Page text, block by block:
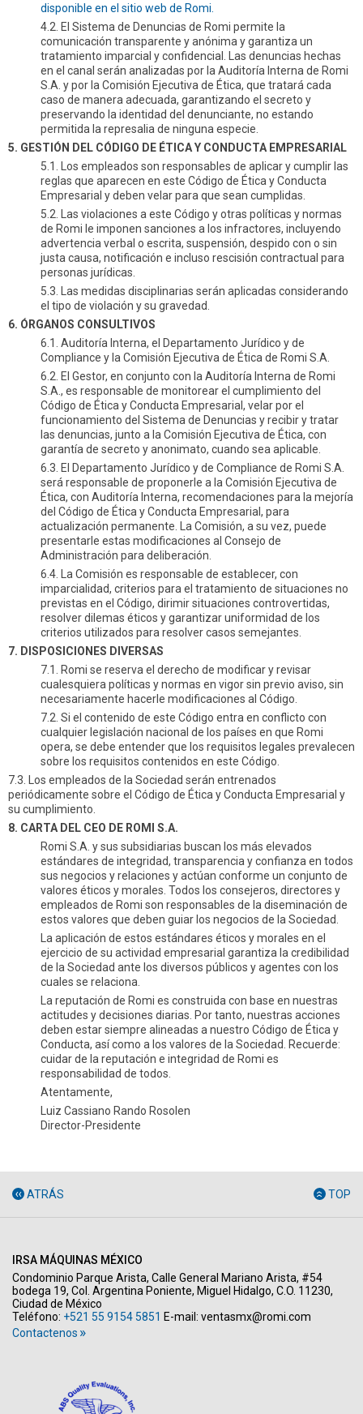
disponible en el sitio web de Romi.
4.2. El Sistema de Denuncias de Romi permite la
comunicación transparente y anónima y garantiza un
tratamiento imparcial y confidencial. Las denuncias hechas
en el canal serán analizadas por la Auditoría Interna de Romi
S.A. y por la Comisión Ejecutiva de Ética, que tratará cada
caso de manera adecuada, garantizando el secreto y
preservando la identidad del denunciante, no estando
permitida la represalia de ninguna especie.
5. GESTIÓN DEL CÓDIGO DE ÉTICA Y CONDUCTA EMPRESARIAL
5.1. Los empleados son responsables de aplicar y cumplir las
reglas que aparecen en este Código de Ética y Conducta
Empresarial y deben velar para que sean cumplidas.
5.2. Las violaciones a este Código y otras políticas y normas
de Romi le imponen sanciones a los infractores, incluyendo
advertencia verbal o escrita, suspensión, despido con o sin
justa causa, notificación e incluso rescisión contractual para
personas jurídicas.
5.3. Las medidas disciplinarias serán aplicadas considerando
el tipo de violación y su gravedad.
6. ÓRGANOS CONSULTIVOS
6.1. Auditoría Interna, el Departamento Jurídico y de
Compliance y la Comisión Ejecutiva de Ética de Romi S.A.
6.2. El Gestor, en conjunto con la Auditoría Interna de Romi
S.A., es responsable de monitorear el cumplimiento del
Código de Ética y Conducta Empresarial, velar por el
funcionamiento del Sistema de Denuncias y recibir y tratar
las denuncias, junto a la Comisión Ejecutiva de Ética, con
garantía de secreto y anonimato, cuando sea aplicable.
6.3. El Departamento Jurídico y de Compliance de Romi S.A.
será responsable de proponerle a la Comisión Ejecutiva de
Ética, con Auditoría Interna, recomendaciones para la mejoría
del Código de Ética y Conducta Empresarial, para
actualización permanente. La Comisión, a su vez, puede
presentarle estas modificaciones al Consejo de
Administración para deliberación.
6.4. La Comisión es responsable de establecer, con
imparcialidad, criterios para el tratamiento de situaciones no
previstas en el Código, dirimir situaciones controvertidas,
resolver dilemas éticos y garantizar uniformidad de los
criterios utilizados para resolver casos semejantes.
7. DISPOSICIONES DIVERSAS
7.1. Romi se reserva el derecho de modificar y revisar
cualesquiera políticas y normas en vigor sin previo aviso, sin
necesariamente hacerle modificaciones al Código.
7.2. Si el contenido de este Código entra en conflicto con
cualquier legislación nacional de los países en que Romi
opera, se debe entender que los requisitos legales prevalecen
sobre los requisitos contenidos en este Código.
7.3. Los empleados de la Sociedad serán entrenados
periódicamente sobre el Código de Ética y Conducta Empresarial y
su cumplimiento.
8. CARTA DEL CEO DE ROMI S.A.
Romi S.A. y sus subsidiarias buscan los más elevados
estándares de integridad, transparencia y confianza en todos
sus negocios y relaciones y actúan conforme un conjunto de
valores éticos y morales. Todos los consejeros, directores y
empleados de Romi son responsables de la diseminación de
estos valores que deben guiar los negocios de la Sociedad.
La aplicación de estos estándares éticos y morales en el
ejercicio de su actividad empresarial garantiza la credibilidad
de la Sociedad ante los diversos públicos y agentes con los
cuales se relaciona.
La reputación de Romi es construida con base en nuestras
actitudes y decisiones diarias. Por tanto, nuestras acciones
deben estar siempre alineadas a nuestro Código de Ética y
Conducta, así como a los valores de la Sociedad. Recuerde:
cuidar de la reputación e integridad de Romi es
responsabilidad de todos.
Atentamente,
Luiz Cassiano Rando Rosolen
Director-Presidente
ATRÁS TOP
IRSA MÁQUINAS MÉXICO
Condominio Parque Arista, Calle General Mariano Arista, #54
bodega 19, Col. Argentina Poniente, Miguel Hidalgo, C.O. 11230,
Ciudad de México
Teléfono: +521 55 9154 5851 E-mail: ventasmx@romi.com
Contactenos